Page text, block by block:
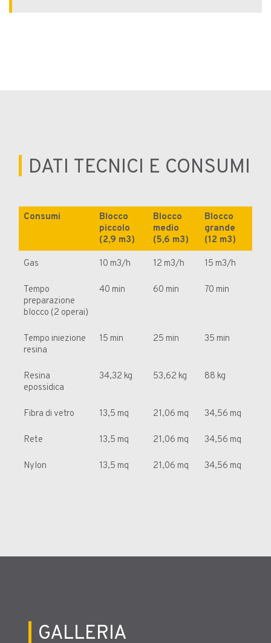
DATI TECNICI E CONSUMI
Consumi
Blocco
piccolo
(2,9 m3)
Blocco
medio
(5,6 m3)
Blocco
grande
(12 m3)
Gas 10 m3/h 12 m3/h 15 m3/h
Tempo
preparazione
blocco (2 operai)
40 min 60 min 70 min
Tempo iniezione
resina
15 min 25 min 35 min
Resina
epossidica
34,32 kg 53,62 kg 88 kg
Fibra di vetro 13,5 mq 21,06 mq 34,56 mq
Rete 13,5 mq 21,06 mq 34,56 mq
Nylon 13,5 mq 21,06 mq 34,56 mq
GALLERIA